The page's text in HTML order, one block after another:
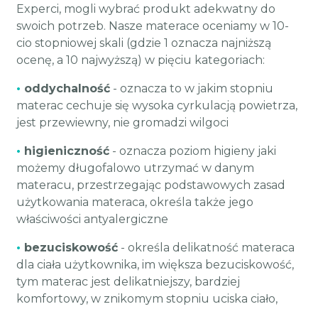
Experci, mogli wybrać produkt adekwatny do
swoich potrzeb. Nasze materace oceniamy w 10-
cio stopniowej skali (gdzie 1 oznacza najniższą
ocenę, a 10 najwyższą) w pięciu kategoriach:
• oddychalność - oznacza to w jakim stopniu
materac cechuje się wysoka cyrkulacją powietrza,
jest przewiewny, nie gromadzi wilgoci
• higieniczność - oznacza poziom higieny jaki
możemy długofalowo utrzymać w danym
materacu, przestrzegając podstawowych zasad
użytkowania materaca, określa także jego
właściwości antyalergiczne
• bezuciskowość - określa delikatność materaca
dla ciała użytkownika, im większa bezuciskowość,
tym materac jest delikatniejszy, bardziej
komfortowy, w znikomym stopniu uciska ciało,